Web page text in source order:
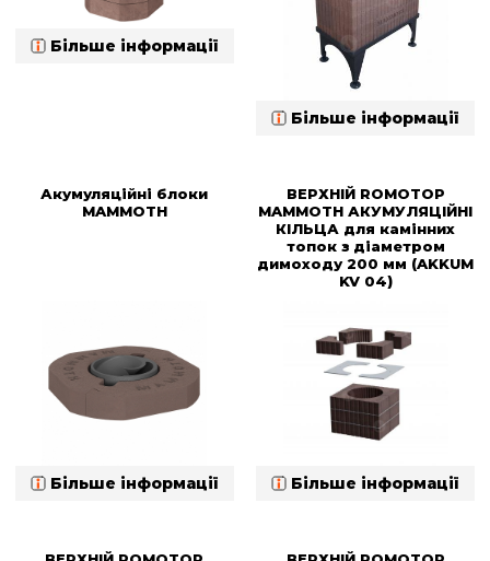
Більше інформації
Більше інформації
Акумуляційні блоки
MAMMOTH
Більше інформації
ВЕРХНІЙ ROMOTOP
MAMMOTH АКУМУЛЯЦІЙНІ
КІЛЬЦА для камінних
топок з діаметром
димоходу 200 мм (AKKUM
KV 04)
Більше інформації